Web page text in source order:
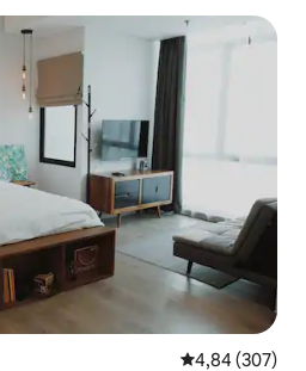
Classificação
4,84 (307)